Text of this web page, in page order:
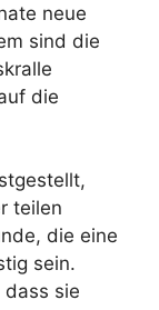
neue
sind die
die
teilen
die eine
sein.
dass sie